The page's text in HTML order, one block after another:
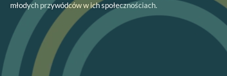
młodych przywódców w ich społecznościach.